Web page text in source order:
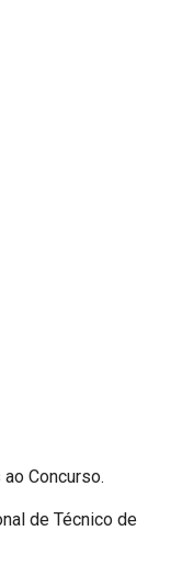
Concurso.
de Técnico de